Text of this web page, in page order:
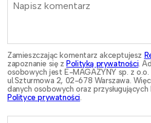
Zamieszczając komentarz akceptujesz
zapoznanie się zPolityką prywatności .
osobowych jest E-MAGAZYNY sp. z
ul.Szturmowa 2, 02-678 Warszawa.
danych osobowych oraz
Polityce prywatności